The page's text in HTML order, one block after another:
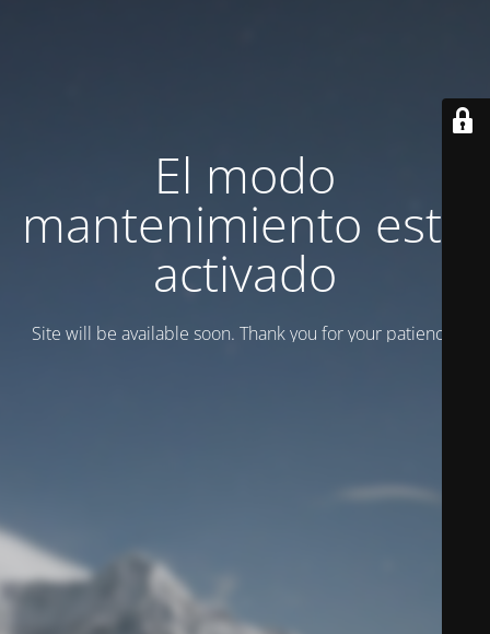
El modo
mantenimiento está
activado
Site will be available soon. Thank you for your patience!